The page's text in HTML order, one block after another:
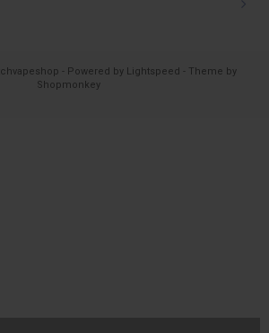
- Powered by Lightspeed - Theme by
Shopmonkey